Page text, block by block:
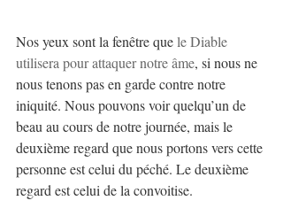
Nos yeux sont la fenêtre que le Diable
utilisera pour attaquer notre âme, si nous ne
nous tenons pas en garde contre notre
iniquité. Nous pouvons voir quelqu’un de
beau au cours de notre journée, mais le
deuxième regard que nous portons vers cette
personne est celui du péché. Le deuxième
regard est celui de la convoitise.